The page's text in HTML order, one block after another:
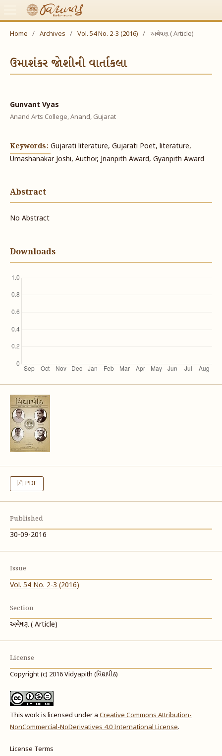
Home / Archives / Vol. 54 No. 2-3 (2016) / અન્વેષણ ( Article)
ઉમાશંકર જોશીની વાર્તાકલા
Gunvant Vyas
Anand Arts College, Anand, Gujarat
Keywords: Gujarati literature, Gujarati Poet, literature,
Umashanakar Joshi, Author, Jnanpith Award, Gyanpith Award
Abstract
No Abstract
Downloads
PDF
Published
30-09-2016
Issue
Vol. 54 No. 2-3 (2016)
Section
અન્વેષણ ( Article)
License
Copyright (c) 2016 Vidyapith (વિદ્યાપીઠ)
This work is licensed under a Creative Commons Attribution-
NonCommercial-NoDerivatives 4.0 International License.
License Terms